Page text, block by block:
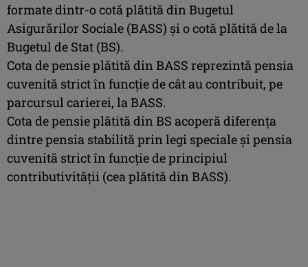
formate dintr-o cotă plătită din Bugetul
Asigurărilor Sociale (BASS) şi o cotă plătită de la
Bugetul de Stat (BS).
Cota de pensie plătită din BASS reprezintă pensia
cuvenită strict în funcţie de cât au contribuit, pe
parcursul carierei, la BASS.
Cota de pensie plătită din BS acoperă diferenţa
dintre pensia stabilită prin legi speciale şi pensia
cuvenită strict în funcţie de principiul
contributivităţii (cea plătită din BASS).